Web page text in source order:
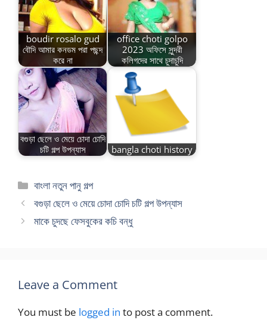
boudir rosalo gud
বৌদি আমার কনডম পরা পছন্দ
করে না
office choti golpo
2023 অফিসে সুন্দরী
কলিগদের সাথে চুদাচুদি
বগুড়া ছেলে ও মেয়ে চোদা চোদি
চটি গল্প উপন্যাস
bangla choti history
Categories
বাংলা নতুন পানু গল্প
বগুড়া ছেলে ও মেয়ে চোদা চোদি চটি গল্প উপন্যাস
মাকে চুদছে ফেসবুকের কচি বন্ধু
Leave a Comment
You must be logged in to post a comment.